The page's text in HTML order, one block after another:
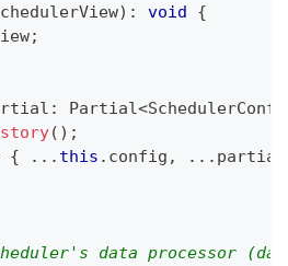
) : void
{
;
: Partial<
( ) ;
{ ... this . config , ...
data processor